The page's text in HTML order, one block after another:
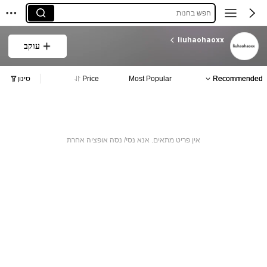
חפש בחנות
liuhaohaoxx
עוקב
Recommended
Most Popular
Price סינון
אין פריט מתאים. אנא נסי/ נסה אופציה אחרת